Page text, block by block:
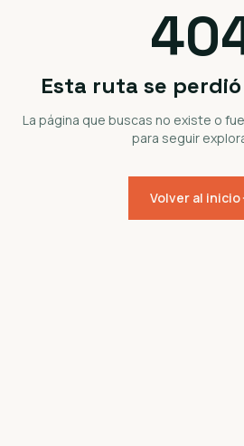
Esta ruta se
La página que buscas no existe o
para seguir
Volver al inicio